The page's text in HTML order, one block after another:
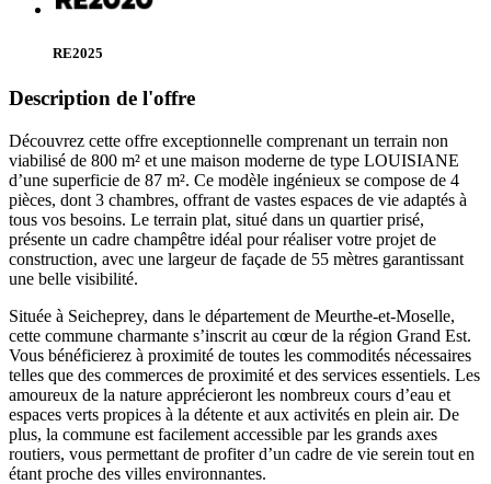
RE2025
Description de l'offre
Découvrez cette offre exceptionnelle comprenant un terrain non
viabilisé de 800 m² et une maison moderne de type LOUISIANE
d’une superficie de 87 m². Ce modèle ingénieux se compose de 4
pièces, dont 3 chambres, offrant de vastes espaces de vie adaptés à
tous vos besoins. Le terrain plat, situé dans un quartier prisé,
présente un cadre champêtre idéal pour réaliser votre projet de
construction, avec une largeur de façade de 55 mètres garantissant
une belle visibilité.
Située à Seicheprey, dans le département de Meurthe-et-Moselle,
cette commune charmante s’inscrit au cœur de la région Grand Est.
Vous bénéficierez à proximité de toutes les commodités nécessaires
telles que des commerces de proximité et des services essentiels. Les
amoureux de la nature apprécieront les nombreux cours d’eau et
espaces verts propices à la détente et aux activités en plein air. De
plus, la commune est facilement accessible par les grands axes
routiers, vous permettant de profiter d’un cadre de vie serein tout en
étant proche des villes environnantes.